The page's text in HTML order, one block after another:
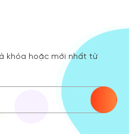
khóa hoặc mới nhất từ